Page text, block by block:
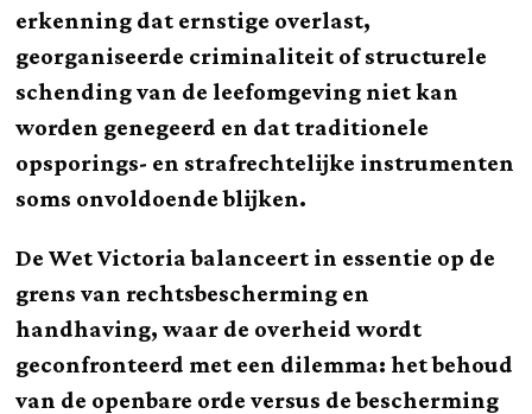
erkenning dat ernstige overlast,
georganiseerde criminaliteit of structurele
schending van de leefomgeving niet kan
worden genegeerd en dat traditionele
opsporings- en strafrechtelijke instrumenten
soms onvoldoende blijken.
De Wet Victoria balanceert in essentie op de
grens van rechtsbescherming en
handhaving, waar de overheid wordt
geconfronteerd met een dilemma: het behoud
van de openbare orde versus de bescherming